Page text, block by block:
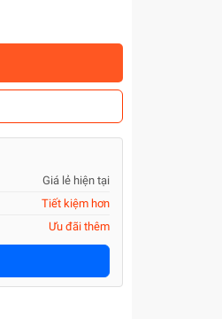
Giá lẻ hiện tại
Tiết kiệm hơn
Ưu đãi thêm